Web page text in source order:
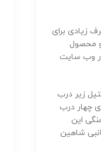
زیادی برای
محصول
وب سایت
زیر درب
چهار درب
این
شاهین